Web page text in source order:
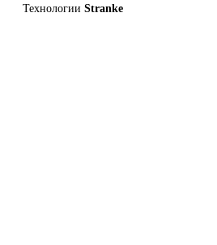
Технологии Stranke